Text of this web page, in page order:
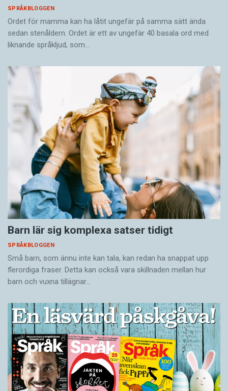
SPRÅKBLOGGEN
Ordet för mamma kan ha låtit ungefär på samma sätt ända
sedan stenåldern. Ordet är ett av ungefär 40 basala ord med
liknande språkljud, som…
Barn lär sig komplexa satser tidigt
SPRÅKBLOGGEN
Små barn, som ännu inte kan tala, kan redan ha snappat upp
flerordiga fraser. Detta kan också vara skillnaden mellan hur
barn och vuxna tillägnar…